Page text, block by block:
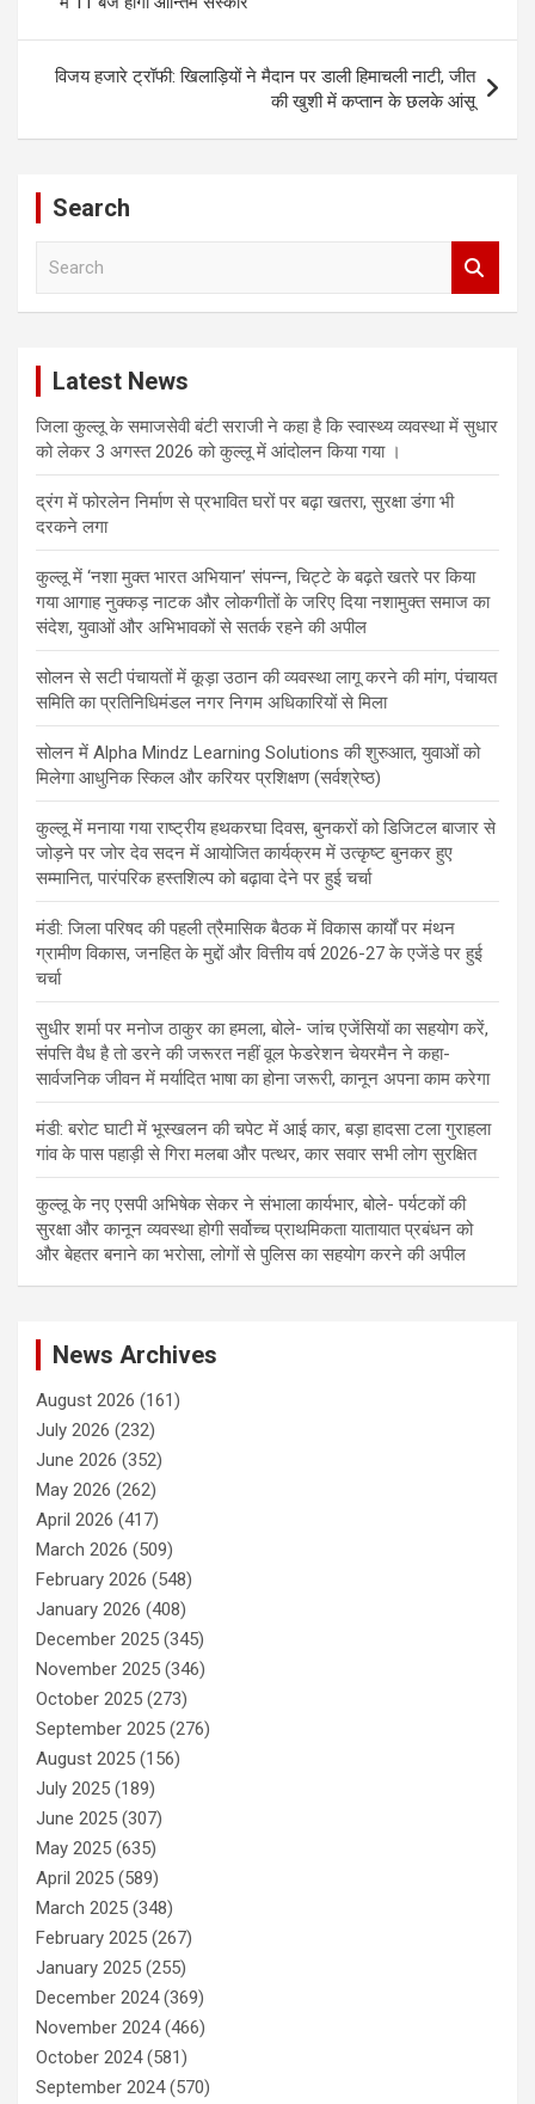
विजय हजारे ट्रॉफी: खिलाड़ियों ने मैदान पर डाली हिमाचली नाटी, जीत
की खुशी में कप्तान के छलके आंसू
Search
Latest News
जिला कुल्लू के समाजसेवी बंटी सराजी ने कहा है कि स्वास्थ्य व्यवस्था में सुधार
को लेकर 3 अगस्त 2026 को कुल्लू में आंदोलन किया गया ।
द्रंग में फोरलेन निर्माण से प्रभावित घरों पर बढ़ा खतरा, सुरक्षा डंगा भी
दरकने लगा
कुल्लू में ‘नशा मुक्त भारत अभियान’ संपन्न, चिट्टे के बढ़ते खतरे पर किया
गया आगाह नुक्कड़ नाटक और लोकगीतों के जरिए दिया नशामुक्त समाज का
संदेश, युवाओं और अभिभावकों से सतर्क रहने की अपील
सोलन से सटी पंचायतों में कूड़ा उठान की व्यवस्था लागू करने की मांग, पंचायत
समिति का प्रतिनिधिमंडल नगर निगम अधिकारियों से मिला
सोलन में Alpha Mindz Learning Solutions की शुरुआत, युवाओं को
मिलेगा आधुनिक स्किल और करियर प्रशिक्षण (सर्वश्रेष्ठ)
कुल्लू में मनाया गया राष्ट्रीय हथकरघा दिवस, बुनकरों को डिजिटल बाजार से
जोड़ने पर जोर देव सदन में आयोजित कार्यक्रम में उत्कृष्ट बुनकर हुए
सम्मानित, पारंपरिक हस्तशिल्प को बढ़ावा देने पर हुई चर्चा
मंडी: जिला परिषद की पहली त्रैमासिक बैठक में विकास कार्यों पर मंथन
ग्रामीण विकास, जनहित के मुद्दों और वित्तीय वर्ष 2026-27 के एजेंडे पर हुई
चर्चा
सुधीर शर्मा पर मनोज ठाकुर का हमला, बोले- जांच एजेंसियों का सहयोग करें,
संपत्ति वैध है तो डरने की जरूरत नहीं वूल फेडरेशन चेयरमैन ने कहा-
सार्वजनिक जीवन में मर्यादित भाषा का होना जरूरी, कानून अपना काम करेगा
मंडी: बरोट घाटी में भूस्खलन की चपेट में आई कार, बड़ा हादसा टला गुराहला
गांव के पास पहाड़ी से गिरा मलबा और पत्थर, कार सवार सभी लोग सुरक्षित
कुल्लू के नए एसपी अभिषेक सेकर ने संभाला कार्यभार, बोले- पर्यटकों की
सुरक्षा और कानून व्यवस्था होगी सर्वोच्च प्राथमिकता यातायात प्रबंधन को
और बेहतर बनाने का भरोसा, लोगों से पुलिस का सहयोग करने की अपील
News Archives
August 2026 (161)
July 2026 (232)
June 2026 (352)
May 2026 (262)
April 2026 (417)
March 2026 (509)
February 2026 (548)
January 2026 (408)
December 2025 (345)
November 2025 (346)
October 2025 (273)
September 2025 (276)
August 2025 (156)
July 2025 (189)
June 2025 (307)
May 2025 (635)
April 2025 (589)
March 2025 (348)
February 2025 (267)
January 2025 (255)
December 2024(369)
November 2024(466)
October 2024(581)
September 2024(570)